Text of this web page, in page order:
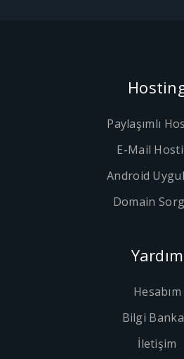
Paylaşımlı
E-Mail
Android
Domain
Yardım
Hesabım
Bilgi
İletişim